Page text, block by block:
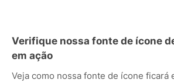
Verifique nossa fonte de ícone
em ação
Veja como nossa fonte de ícone ficará